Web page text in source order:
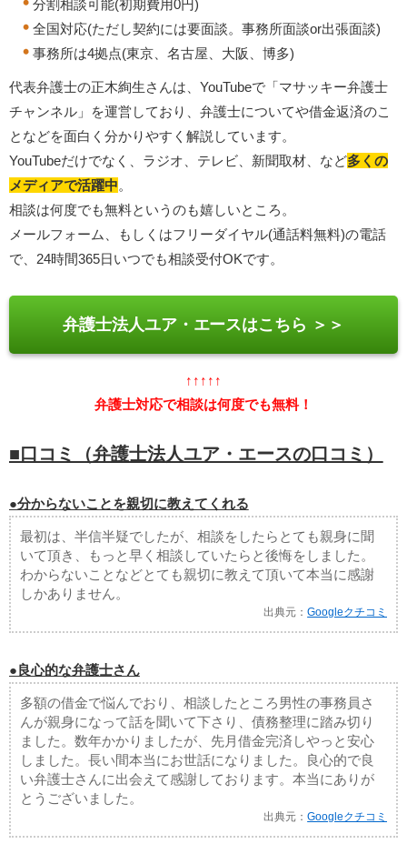
分割相談可能(初期費用0円)
全国対応(ただし契約には要面談。事務所面談or出張面談)
事務所は4拠点(東京、名古屋、大阪、博多)
代表弁護士の正木絢生さんは、YouTubeで「マサッキー弁護士
チャンネル」を運営しており、弁護士についてや借金返済のこ
となどを面白く分かりやすく解説しています。
YouTubeだけでなく、ラジオ、テレビ、新聞取材、など多くの
メディアで活躍中。
相談は何度でも無料というのも嬉しいところ。
メールフォーム、もしくはフリーダイヤル(通話料無料)の電話
で、24時間365日いつでも相談受付OKです。
弁護士法人ユア・エースはこちら ＞＞
↑↑↑↑↑
弁護士対応で相談は何度でも無料！
■口コミ（弁護士法人ユア・エースの口コミ）
●分からないことを親切に教えてくれる
最初は、半信半疑でしたが、相談をしたらとても親身に聞
いて頂き、もっと早く相談していたらと後悔をしました。
わからないことなどとても親切に教えて頂いて本当に感謝
しかありません。
出典元：Googleクチコミ
●良心的な弁護士さん
多額の借金で悩んでおり、相談したところ男性の事務員さ
んが親身になって話を聞いて下さり、債務整理に踏み切り
ました。数年かかりましたが、先月借金完済しやっと安心
しました。長い間本当にお世話になりました。良心的で良
い弁護士さんに出会えて感謝しております。本当にありが
とうございました。
出典元：Googleクチコミ